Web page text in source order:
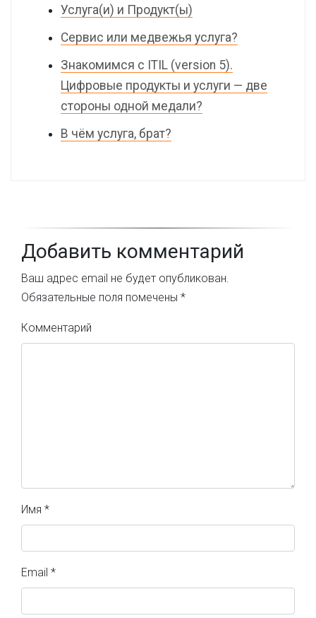
Услуга(и) и Продукт(ы)
Сервис или медвежья услуга?
Знакомимся с ITIL (version 5).
Цифровые продукты и услуги — две
стороны одной медали?
В чём услуга, брат?
Добавить комментарий
Ваш адрес email не будет опубликован.
Обязательные поля помечены *
Комментарий
Имя *
Email *